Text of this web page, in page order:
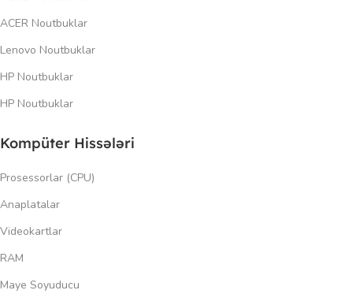
ACER Noutbuklar
Lenovo Noutbuklar
HP Noutbuklar
HP Noutbuklar
Kompüter Hissələri
Prosessorlar (CPU)
Anaplatalar
Videokartlar
RAM
Maye Soyuducu